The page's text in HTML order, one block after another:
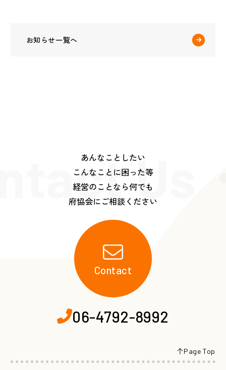
お知らせ一覧へ
Us
あんなことしたい
こんなことに困った等
経営のことなら何でも
府協会にご相談ください
Contact
06-4792-8992
Page Top